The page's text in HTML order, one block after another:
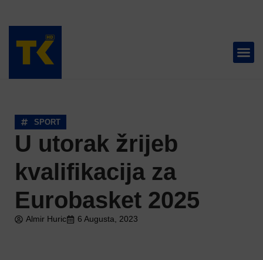
SPORT
U utorak žrijeb
kvalifikacija za
Eurobasket 2025
Almir Huric 6 Augusta, 2023